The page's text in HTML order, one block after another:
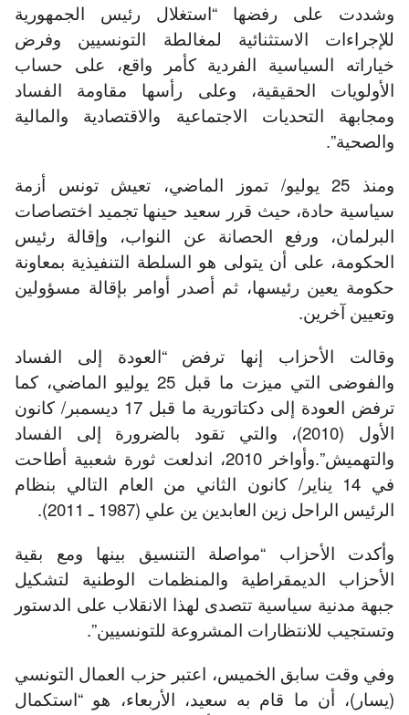
وشددت على رفضها “استغلال رئيس الجمهورية
للإجراءات الاستثنائية لمغالطة التونسيين وفرض
خياراته السياسية الفردية كأمر واقع، على حساب
الأولويات الحقيقية، وعلى رأسها مقاومة الفساد
ومجابهة التحديات الاجتماعية والاقتصادية والمالية
والصحية”.
ومنذ 25 يوليو/ تموز الماضي، تعيش تونس أزمة
سياسية حادة، حيث قرر سعيد حينها تجميد اختصاصات
البرلمان، ورفع الحصانة عن النواب، وإقالة رئيس
الحكومة، على أن يتولى هو السلطة التنفيذية بمعاونة
حكومة يعين رئيسها، ثم أصدر أوامر بإقالة مسؤولين
وتعيين آخرين.
وقالت الأحزاب إنها ترفض “العودة إلى الفساد
والفوضى التي ميزت ما قبل 25 يوليو الماضي، كما
ترفض العودة إلى دكتاتورية ما قبل 17 ديسمبر/ كانون
الأول (2010)، والتي تقود بالضرورة إلى الفساد
والتهميش”.وأواخر 2010، اندلعت ثورة شعبية أطاحت
في 14 يناير/ كانون الثاني من العام التالي بنظام
الرئيس الراحل زين العابدين ين علي (1987 ـ 2011).
وأكدت الأحزاب “مواصلة التنسيق بينها ومع بقية
الأحزاب الديمقراطية والمنظمات الوطنية لتشكيل
جبهة مدنية سياسية تتصدى لهذا الانقلاب على الدستور
وتستجيب للانتظارات المشروعة للتونسيين”.
وفي وقت سابق الخميس، اعتبر حزب العمال التونسي
(يسار)، أن ما قام به سعيد، الأربعاء، هو “استكمال